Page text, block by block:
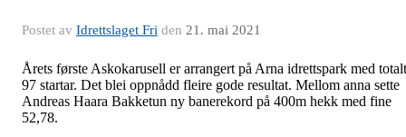
Postet av Idrettslaget Fri den 21. mai 2021
Årets første Askokarusell er arrangert på Arna idrettspark med totalt
97 startar. Det blei oppnådd fleire gode resultat. Mellom anna sette
Andreas Haara Bakketun ny banerekord på 400m hekk med fine
52,78.